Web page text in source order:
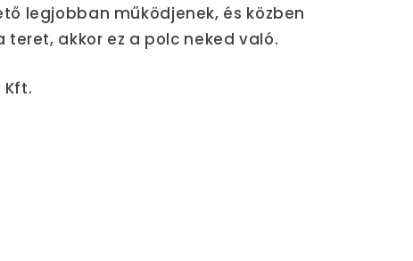
legjobban működjenek, és közben
teret, akkor ez a polc neked való.
Kft.